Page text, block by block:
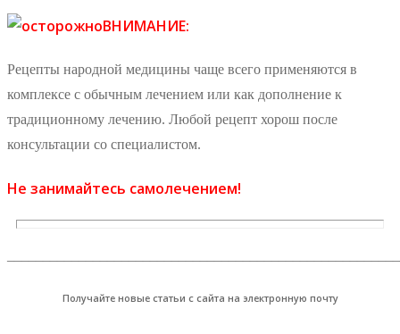
ВНИМАНИЕ:
Рецепты народной медицины чаще всего применяются в
комплексе с обычным лечением или как дополнение к
традиционному лечению. Любой рецепт хорош после
консультации со специалистом.
Не занимайтесь самолечением!
Получайте новые статьи с сайта на электронную почту